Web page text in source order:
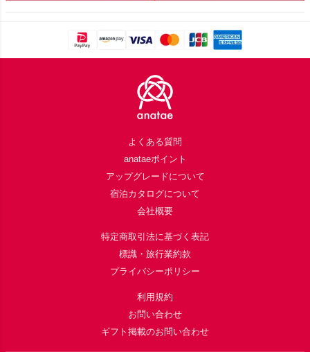
よくある質問
anataeポイント
アップグレードについて
宿泊カタログについて
会社概要
特定商取引法に基づく表記
標識・旅行業約款
プライバシーポリシー
利用規約
お問い合わせ
ギフト掲載のお問い合わせ